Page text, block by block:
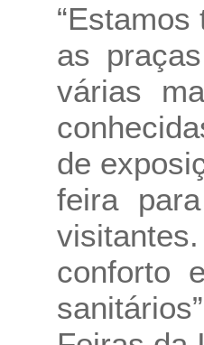
as
várias
de
feira
conforto